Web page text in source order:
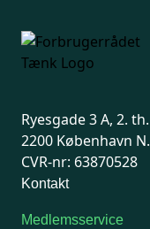
Ryesgade 3 A, 2. th.
2200 København N.
CVR-nr: 63870528
Kontakt
Medlemsservice